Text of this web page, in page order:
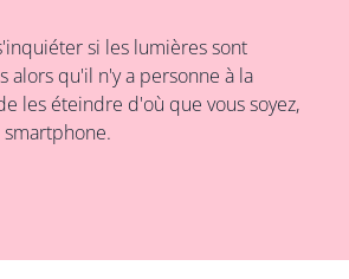
si les lumières sont
alors qu'il n'y a personne à la
les éteindre d'où que vous soyez,